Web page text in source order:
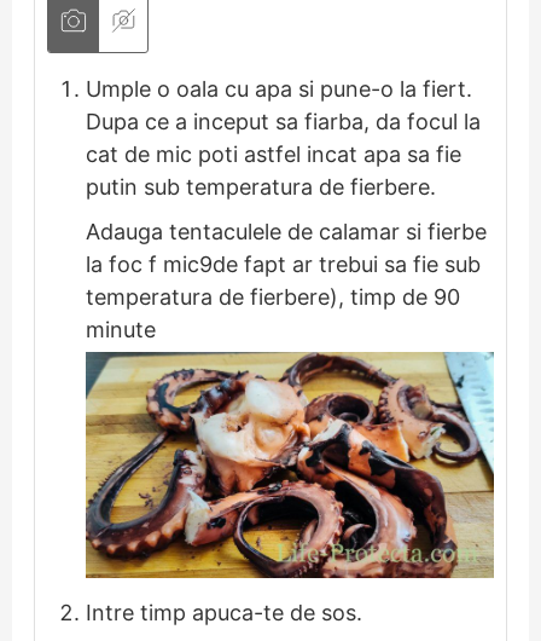
Umple o oala cu apa si pune-o la fiert.
Dupa ce a inceput sa fiarba, da focul la
cat de mic poti astfel incat apa sa fie
putin sub temperatura de fierbere.
Adauga tentaculele de calamar si fierbe
la foc f mic9de fapt ar trebui sa fie sub
temperatura de fierbere), timp de 90
minute
Intre timp apuca-te de sos.